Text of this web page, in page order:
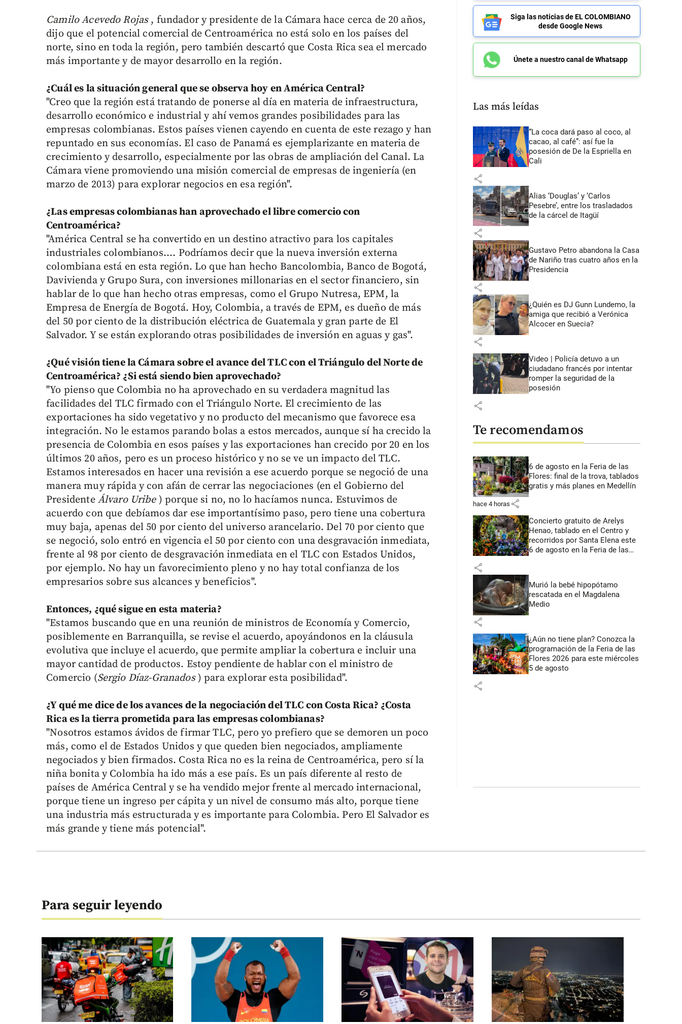
Camilo Acevedo Rojas, fundador y presidente de la Cámara hace cerca de 20 años,
dijo que el potencial comercial de Centroamérica no está solo en los países del
norte, sino en toda la región, pero también descartó que Costa Rica sea el mercado
más importante y de mayor desarrollo en la región.
¿Cuál es la situación general que se observa hoy en América Central?
"Creo que la región está tratando de ponerse al día en materia de infraestructura,
desarrollo económico e industrial y ahí vemos grandes posibilidades para las
empresas colombianas. Estos países vienen cayendo en cuenta de este rezago y han
repuntado en sus economías. El caso de Panamá es ejemplarizante en materia de
crecimiento y desarrollo, especialmente por las obras de ampliación del Canal. La
Cámara viene promoviendo una misión comercial de empresas de ingeniería (en
marzo de 2013) para explorar negocios en esa región".
¿Las empresas colombianas han aprovechado el libre comercio con
Centroamérica?
"América Central se ha convertido en un destino atractivo para los capitales
industriales colombianos.... Podríamos decir que la nueva inversión externa
colombiana está en esta región. Lo que han hecho Bancolombia, Banco de Bogotá,
Davivienda y Grupo Sura, con inversiones millonarias en el sector financiero, sin
hablar de lo que han hecho otras empresas, como el Grupo Nutresa, EPM, la
Empresa de Energía de Bogotá. Hoy, Colombia, a través de EPM, es dueño de más
del 50 por ciento de la distribución eléctrica de Guatemala y gran parte de El
Salvador. Y se están explorando otras posibilidades de inversión en aguas y gas".
¿Qué visión tiene la Cámara sobre el avance del TLC con el Triángulo del Norte de
Centroamérica? ¿Si está siendo bien aprovechado?
"Yo pienso que Colombia no ha aprovechado en su verdadera magnitud las
facilidades del TLC firmado con el Triángulo Norte. El crecimiento de las
exportaciones ha sido vegetativo y no producto del mecanismo que favorece esa
integración. No le estamos parando bolas a estos mercados, aunque sí ha crecido la
presencia de Colombia en esos países y las exportaciones han crecido por 20 en los
últimos 20 años, pero es un proceso histórico y no se ve un impacto del TLC.
Estamos interesados en hacer una revisión a ese acuerdo porque se negoció de una
manera muy rápida y con afán de cerrar las negociaciones (en el Gobierno del
Presidente Álvaro Uribe) porque si no, no lo hacíamos nunca. Estuvimos de
acuerdo con que debíamos dar ese importantísimo paso, pero tiene una cobertura
muy baja, apenas del 50 por ciento del universo arancelario. Del 70 por ciento que
se negoció, solo entró en vigencia el 50 por ciento con una desgravación inmediata,
frente al 98 por ciento de desgravación inmediata en el TLC con Estados Unidos,
por ejemplo. No hay un favorecimiento pleno y no hay total confianza de los
empresarios sobre sus alcances y beneficios".
Entonces, ¿qué sigue en esta materia?
"Estamos buscando que en una reunión de ministros de Economía y Comercio,
posiblemente en Barranquilla, se revise el acuerdo, apoyándonos en la cláusula
evolutiva que incluye el acuerdo, que permite ampliar la cobertura e incluir una
mayor cantidad de productos. Estoy pendiente de hablar con el ministro de
Comercio (Sergio Díaz-Granados) para explorar esta posibilidad".
¿Y qué me dice de los avances de la negociación del TLC con Costa Rica? ¿Costa
Rica es la tierra prometida para las empresas colombianas?
"Nosotros estamos ávidos de firmar TLC, pero yo prefiero que se demoren un poco
más, como el de Estados Unidos y que queden bien negociados, ampliamente
negociados y bien firmados. Costa Rica no es la reina de Centroamérica, pero sí la
niña bonita y Colombia ha ido más a ese país. Es un país diferente al resto de
países de América Central y se ha vendido mejor frente al mercado internacional,
porque tiene un ingreso per cápita y un nivel de consumo más alto, porque tiene
una industria más estructurada y es importante para Colombia. Pero El Salvador es
más grande y tiene más potencial".
Siga las noticias de EL COLOMBIANO
desde Google News
Únete a nuestro canal de Whatsapp
Las más leídas
“La coca dará paso al coco, al
cacao, al café”: así fue la
posesión de De la Espriella en
Cali
share
Alias ‘Douglas’ y ‘Carlos
Pesebre’, entre los trasladados
de la cárcel de Itagüí
share
Gustavo Petro abandona la Casa
de Nariño tras cuatro años en la
Presidencia
share
¿Quién es DJ Gunn Lundemo, la
amiga que recibió a Verónica
Alcocer en Suecia?
share
Video | Policía detuvo a un
ciudadano francés por intentar
romper la seguridad de la
posesión
share
Te recomendamos
6 de agosto en la Feria de las
Flores: final de la trova, tablados
gratis y más planes en Medellín
hace 4 horas share
Concierto gratuito de Arelys
Henao, tablado en el Centro y
recorridos por Santa Elena este
6 de agosto en la Feria de las
share
Murió la bebé hipopótamo
rescatada en el Magdalena
Medio
share
¿Aún no tiene plan? Conozca la
programación de la Feria de las
Flores 2026 para este miércoles
5 de agosto
share
Para seguir leyendo